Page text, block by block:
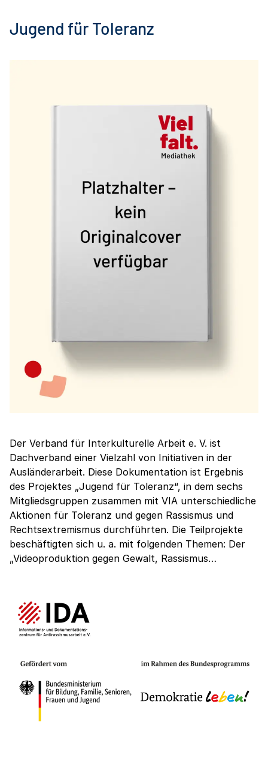
Jugend für Toleranz
Der Verband für Interkulturelle Arbeit e. V. ist
Dachverband einer Vielzahl von Initiativen in der
Ausländerarbeit. Diese Dokumentation ist Ergebnis
des Projektes „Jugend für Toleranz“, in dem sechs
Mitgliedsgruppen zusammen mit VIA unterschiedliche
Aktionen für Toleranz und gegen Rassismus und
Rechtsextremismus durchführten. Die Teilprojekte
beschäftigten sich u. a. mit folgenden Themen: Der
„Videoproduktion gegen Gewalt, Rassismus…